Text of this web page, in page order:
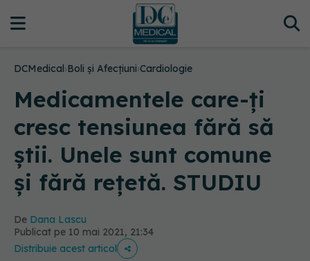
DCMedical›Boli și Afecțiuni›Cardiologie
Medicamentele care-ți
cresc tensiunea fără să
știi. Unele sunt comune
și fără rețetă. STUDIU
De Dana Lascu
Publicat pe 10 mai 2021, 21:34
Distribuie acest articol